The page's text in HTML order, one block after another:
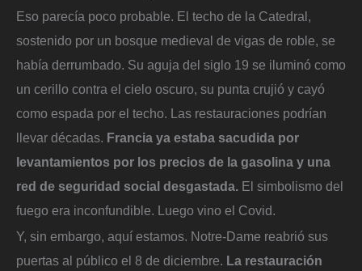
Eso parecía poco probable. El techo de la Catedral,
sostenido por un bosque medieval de vigas de roble, se
había derrumbado. Su aguja del siglo 19 se iluminó como
un cerillo contra el cielo oscuro, su punta crujió y cayó
como espada por el techo. Las restauraciones podrían
llevar décadas. Francia ya estaba sacudida por
levantamientos por los precios de la gasolina y una
red de seguridad social desgastada. El simbolismo del
fuego era inconfundible. Luego vino el Covid.
Y, sin embargo, aquí estamos. Notre-Dame reabrió sus
puertas al público el 8 de diciembre. La restauración